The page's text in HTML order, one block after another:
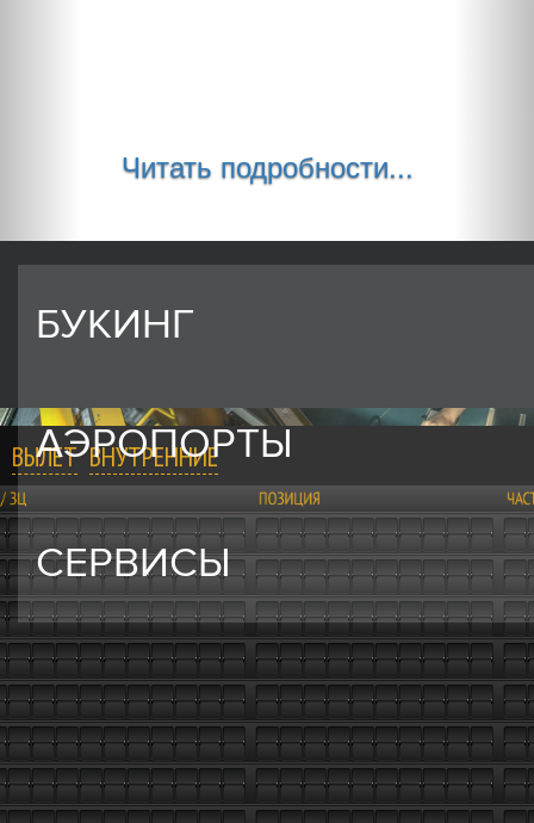
Читать подробности...
БУКИНГ
АЭРОПОРТЫ
СЕРВИСЫ
ВЫЛЕТ ВНУТРЕННИЕ